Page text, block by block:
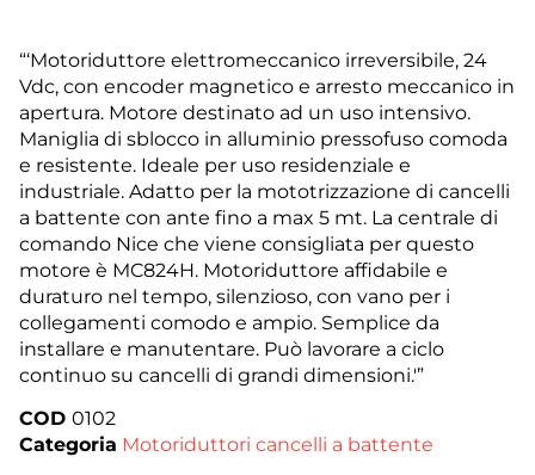
“‘Motoriduttore elettromeccanico irreversibile, 24
Vdc, con encoder magnetico e arresto meccanico in
apertura. Motore destinato ad un uso intensivo.
Maniglia di sblocco in alluminio pressofuso comoda
e resistente. Ideale per uso residenziale e
industriale. Adatto per la mototrizzazione di cancelli
a battente con ante fino a max 5 mt. La centrale di
comando Nice che viene consigliata per questo
motore è MC824H. Motoriduttore affidabile e
duraturo nel tempo, silenzioso, con vano per i
collegamenti comodo e ampio. Semplice da
installare e manutentare. Può lavorare a ciclo
continuo su cancelli di grandi dimensioni.'”
COD 0102
Categoria Motoriduttori cancelli a battente